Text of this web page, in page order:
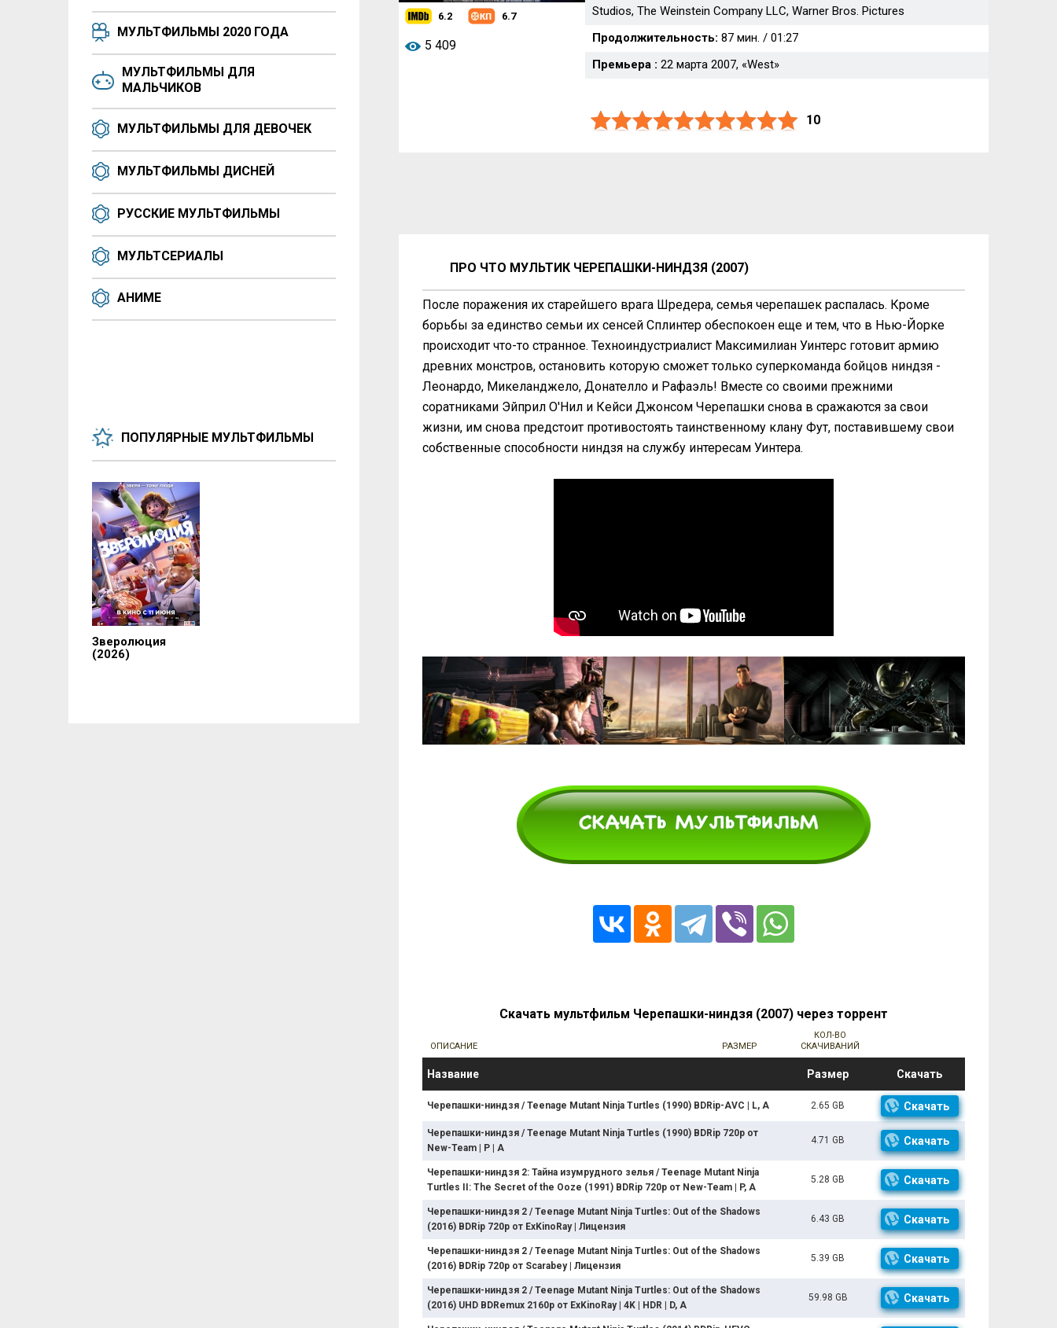
МУЛЬТФИЛЬМЫ 2020 ГОДА
МУЛЬТФИЛЬМЫ ДЛЯ
МАЛЬЧИКОВ
МУЛЬТФИЛЬМЫ ДЛЯ ДЕВОЧЕК
МУЛЬТФИЛЬМЫ ДИСНЕЙ
РУССКИЕ МУЛЬТФИЛЬМЫ
МУЛЬТСЕРИАЛЫ
АНИМЕ
ПОПУЛЯРНЫЕ МУЛЬТФИЛЬМЫ
Зверолюция
(2026)
6.2 6.7
5 409
Studios, The Weinstein Company LLC, Warner Bros. Pictures
Продолжительность: 87 мин. / 01:27
Премьера : 22 марта 2007, «West»
10
ПРО ЧТО МУЛЬТИК ЧЕРЕПАШКИ-НИНДЗЯ (2007)
После поражения их старейшего врага Шредера, семья черепашек распалась. Кроме
борьбы за единство семьи их сенсей Сплинтер обеспокоен еще и тем, что в Нью-Йорке
происходит что-то странное. Техноиндустриалист Максимилиан Уинтерс готовит армию
древних монстров, остановить которую сможет только суперкоманда бойцов ниндзя -
Леонардо, Микеланджело, Донателло и Рафаэль! Вместе со своими прежними
соратниками Эйприл О'Нил и Кейси Джонсом Черепашки снова в сражаются за свои
жизни, им снова предстоит противостоять таинственному клану Фут, поставившему свои
собственные способности ниндзя на службу интересам Уинтера.
Скачать мультфильм Черепашки-ниндзя (2007) через торрент
ОПИСАНИЕ РАЗМЕР
КОЛ-ВО
СКАЧИВАНИЙ
Название Размер Скачать
Черепашки-ниндзя / Teenage Mutant Ninja Turtles (1990) BDRip-AVC | L, A 2.65 GB Скачать
Черепашки-ниндзя / Teenage Mutant Ninja Turtles (1990) BDRip 720p от
New-Team | P | A
4.71 GB Скачать
Черепашки-ниндзя 2: Тайна изумрудного зелья / Teenage Mutant Ninja
Turtles II: The Secret of the Ooze (1991) BDRip 720р от New-Team | P, A
5.28 GB Скачать
Черепашки-ниндзя 2 / Teenage Mutant Ninja Turtles: Out of the Shadows
(2016) BDRip 720p от ExKinoRay | Лицензия
6.43 GB Скачать
Черепашки-ниндзя 2 / Teenage Mutant Ninja Turtles: Out of the Shadows
(2016) BDRip 720p от Scarabey | Лицензия
5.39 GB Скачать
Черепашки-ниндзя 2 / Teenage Mutant Ninja Turtles: Out of the Shadows
(2016) UHD BDRemux 2160p от ExKinoRay | 4K | HDR | D, A
59.98 GB Скачать